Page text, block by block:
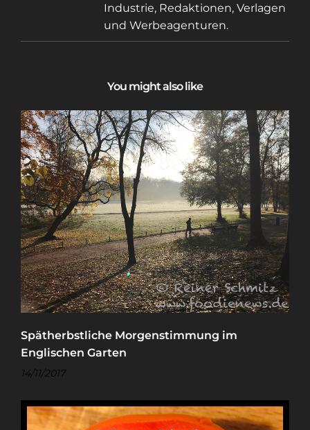
Industrie, Redaktionen, Verlagen
und Werbeagenturen.
You might also like
Spätherbstliche Morgenstimmung im
Englischen Garten
14/11/2017